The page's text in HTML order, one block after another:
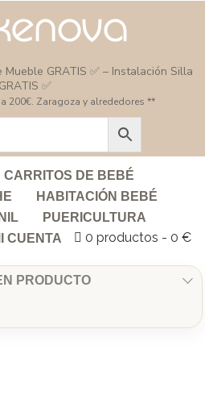
Mueble GRATIS ✅ – Instalación Silla
GRATIS ✅
200€. Zaragoza y alrededores **
CARRITOS DE BEBÉ
HABITACIÓN BEBÉ
PUERICULTURA
CUENTA 0 productos 0 €
PRODUCTO